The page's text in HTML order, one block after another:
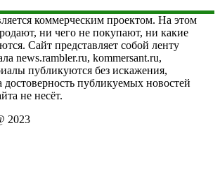
коммерческим проектом. На этом
ни чего не покупают, ни какие
Сайт представляет собой ленту
news.rambler.ru, kommersant.ru,
публикуются без искажения,
достоверность публикуемых новостей
не несёт.
2023